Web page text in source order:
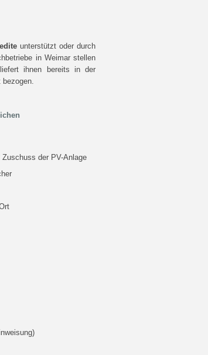
unterstützt oder durch
in Weimar stellen
ihnen bereits in der
bezogen.
der PV-Anlage